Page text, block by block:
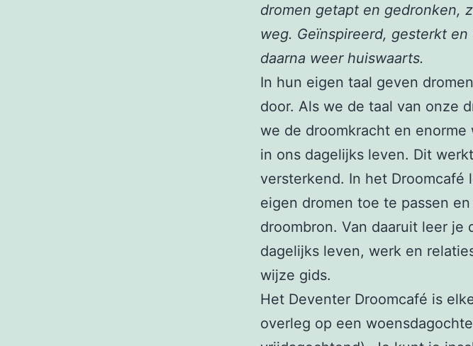
dromen getapt en gedronken,
weg. Geïnspireerd, gesterkt
daarna weer huiswaarts.
In hun eigen taal geven
door. Als we de taal van onze
we de droomkracht en
in ons dagelijks leven. Dit
versterkend. In het Droomcafé
eigen dromen toe te passen
droombron. Van daaruit leer je
dagelijks leven, werk en
wijze gids.
Het Deventer Droomcafé is
overleg op een